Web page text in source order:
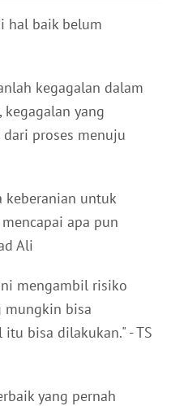
hal baik belum
kegagalan dalam
yang
proses menuju
keberanian untuk
apa pun
Ali
mengambil risiko
mungkin bisa
bisa dilakukan." - TS
yang pernah